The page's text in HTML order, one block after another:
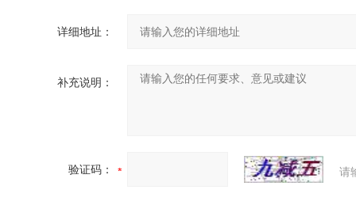
详细地址：
补充说明：
验证码： 请